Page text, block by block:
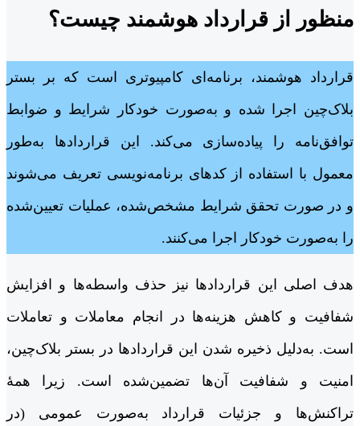
منظور از قرارداد هوشمند چیست؟
قرارداد هوشمند، برنامه‌ای کامپیوتری است که بر بستر
بلاک‌چین اجرا شده و به‌صورت خودکار شرایط و ضوابط
توافق‌نامه را پیاده‌سازی می‌کند. این قراردادها به‌طور
معمول با استفاده از کدهای برنامه‌نویسی تعریف می‌شوند
و در صورت تحقق شرایط مشخص‌شده، عملیات تعیین‌شده
را به‌صورت خودکار اجرا می‌کنند.
هدف اصلی این قراردادها نیز حذف واسطه‌ها و افزایش
شفافیت و کاهش هزینه‌ها در انجام معاملات و تعاملات
است. به‌دلیل ذخیره شدن این قراردادها در بستر بلاک‌چین،
امنیت و شفافیت آن‌ها تضمین‌شده است. زیرا همۀ
تراکنش‌ها و جزئیات قرارداد به‌صورت عمومی (در